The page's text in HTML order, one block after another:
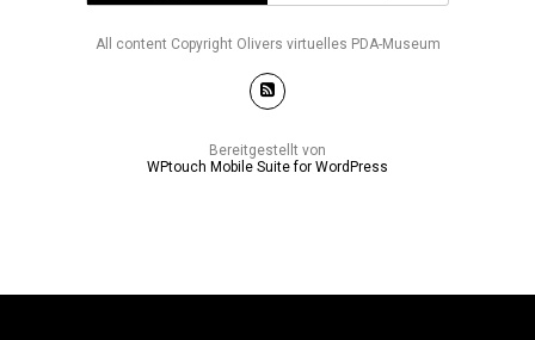
All content Copyright Olivers virtuelles PDA-Museum
Bereitgestellt von
WPtouch Mobile Suite for WordPress